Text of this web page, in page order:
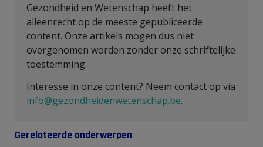
Gezondheid en Wetenschap heeft het
alleenrecht op de meeste gepubliceerde
content. Onze artikels mogen dus niet
overgenomen worden zonder onze schriftelijke
toestemming.
Interesse in onze content? Neem contact op via
info@gezondheidenwetenschap.be.
Gerelateerde onderwerpen